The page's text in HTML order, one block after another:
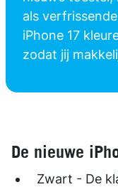
als
iPhone 17
zodat jij
De nieuwe
Zwart - De